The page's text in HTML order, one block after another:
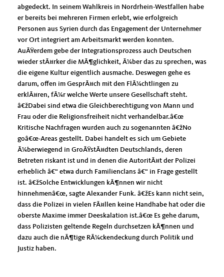
abgedeckt. In seinem Wahlkreis in Nordrhein-Westfallen habe
er bereits bei mehreren Firmen erlebt, wie erfolgreich
Personen aus Syrien durch das Engagement der Unternehmer
vor Ort integriert am Arbeitsmarkt werden konnten.
AuÃŸerdem gebe der Integrationsprozess auch Deutschen
wieder stÃ¤rker die MÃ¶glichkeit, Ã¼ber das zu sprechen, was
die eigene Kultur eigentlich ausmache. Deswegen gehe es
darum, offen im GesprÃ¤ch mit den FlÃ¼chtlingen zu
erklÃ¤ren, fÃ¼r welche Werte unsere Gesellschaft steht.
žDabei sind etwa die Gleichberechtigung von Mann und
Frau oder die Religionsfreiheit nicht verhandelbar.â€œ
Kritische Nachfragen wurden auch zu sogenannten â€žNo
goâ€œ-Areas gestellt. Dabei handelt es sich um Gebiete
Ã¼berwiegend in GroÃŸstÃ¤dten Deutschlands, deren
Betreten riskant ist und in denen die AutoritÃ¤t der Polizei
erheblich â€“ etwa durch Familienclans â€“ in Frage gestellt
ist. â€žSolche Entwicklungen kÃ¶nnen wir nicht
hinnehmenâ€œ, sagte Alexander Funk. â€žEs kann nicht sein,
dass die Polizei in vielen FÃ¤llen keine Handhabe hat oder die
oberste Maxime immer Deeskalation ist.â€œ Es gehe darum,
dass Polizisten geltende Regeln durchsetzen kÃ¶nnen und
dazu auch die nÃ¶tige RÃ¼ckendeckung durch Politik und
Justiz haben.